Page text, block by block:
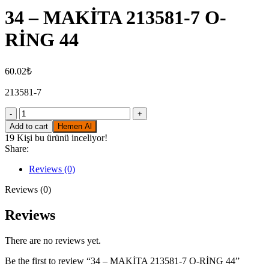
34 – MAKİTA 213581-7 O-
RİNG 44
60.02₺
213581-7
34
-
MAKİTA
213581-
7
O-
RİNG
44
Add to cart Hemen Al
19 Kişi bu ürünü inceliyor!
Share:
Reviews (0)
Reviews (0)
Reviews
There are no reviews yet.
Be the first to review “34 – MAKİTA 213581-7 O-RİNG 44”